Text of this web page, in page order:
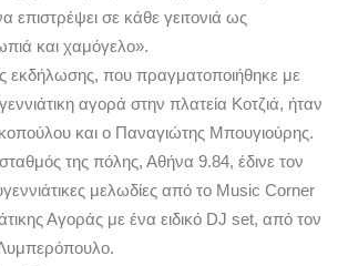
επιστρέψει σε κάθε γειτονιά ως
και χαμόγελο».
εκδήλωσης, που πραγματοποιήθηκε με
αγορά στην πλατεία Κοτζιά, ήταν
και ο Παναγιώτης Μπουγιούρης.
της πόλης, Αθήνα 9.84, έδινε τον
μελωδίες από το Music Corner
Αγοράς με ένα ειδικό DJ set, από τον